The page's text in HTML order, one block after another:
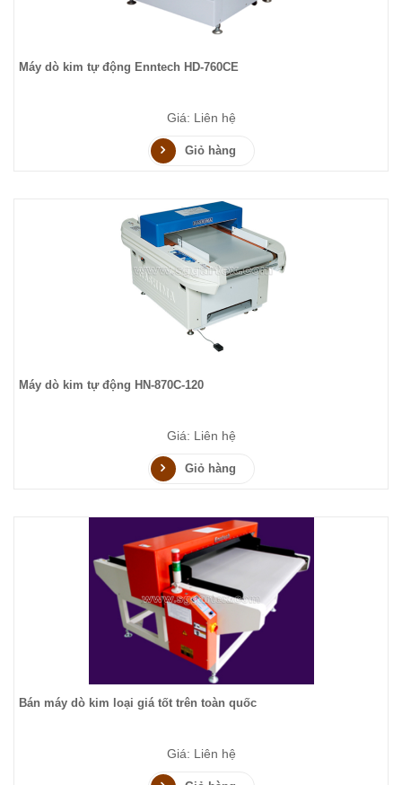
Máy dò kim tự động Enntech HD-760CE
Giá: Liên hệ
Giỏ hàng
Máy dò kim tự động HN-870C-120
Giá: Liên hệ
Giỏ hàng
Bán máy dò kim loại giá tốt trên toàn quốc
Giá: Liên hệ